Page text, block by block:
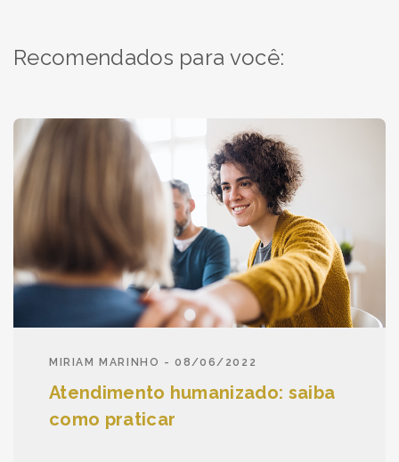
Recomendados para você:
MIRIAM MARINHO - 08/06/2022
Atendimento humanizado: saiba
como praticar